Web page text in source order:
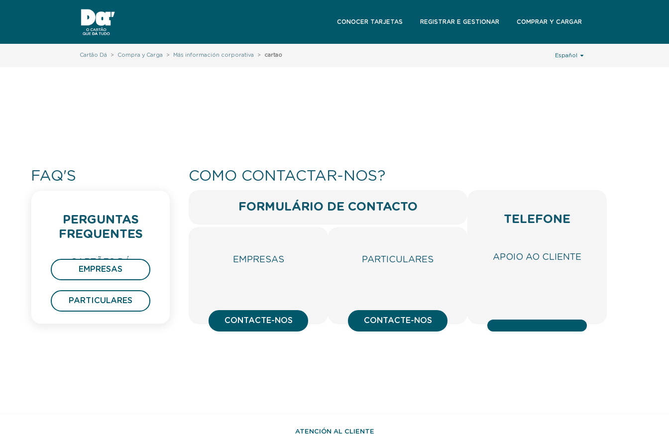
CONOCER TARJETAS REGISTRAR E GESTIONAR COMPRAR Y CARGAR
Cartão Dá > Compra y Carga > Más información corporativa > cartao Español
FAQ'S
PERGUNTAS
FREQUENTES
CARTÕES DÁ
PRESENTE
EMPRESAS
PARTICULARES
COMO CONTACTAR-NOS?
FORMULÁRIO DE CONTACTO
EMPRESAS
CONTACTE-NOS
PARTICULARES
CONTACTE-NOS
TELEFONE
APOIO AO CLIENTE
ATENCIÓN AL CLIENTE